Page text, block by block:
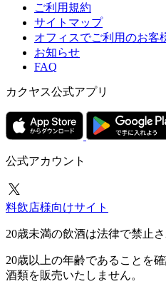
ご利用規約
サイトマップ
オフィスでご利用のお客
お知らせ
FAQ
カクヤス公式アプリ
公式アカウント
料飲店様向けサイト
20歳未満の飲酒は法律で禁止
20歳以上の年齢であることを
酒類を販売いたしません。